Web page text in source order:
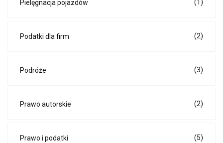
Pielęgnacja pojazdów (1)
Podatki dla firm (2)
Podróże (3)
Prawo autorskie (2)
Prawo i podatki (5)